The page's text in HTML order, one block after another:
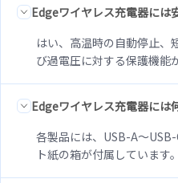
Edgeワイヤレス充電器には
はい、高温時の自動停止、
び過電圧に対する保護機能
Edgeワイヤレス充電器には
各製品には、USB-A～
ト紙の箱が付属しています。